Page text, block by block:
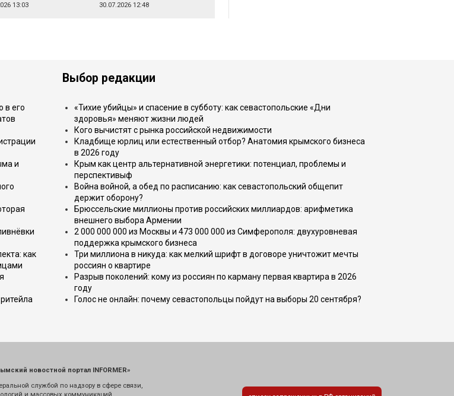
13:03 30.07.2026 12:48
в его
и
как
Выбор редакции
«Тихие убийцы» и спасение в субботу: как севастопольские «Дни
здоровья» меняют жизни людей
Кого вычистят с рынка российской недвижимости
Кладбище юрлиц или естественный отбор? Анатомия крымского бизнеса
в 2026 году
Крым как центр альтернативной энергетики: потенциал, проблемы и
перспективыф
Война войной, а обед по расписанию: как севастопольский общепит
держит оборону?
Брюссельские миллионы против российских миллиардов: арифметика
внешнего выбора Армении
2 000 000 000 из Москвы и 473 000 000 из Симферополя: двухуровневая
поддержка крымского бизнеса
Три миллиона в никуда: как мелкий шрифт в договоре уничтожит мечты
россиян о квартире
Разрыв поколений: кому из россиян по карману первая квартира в 2026
году
Голос не онлайн: почему севастопольцы пойдут на выборы 20 сентября?
новостной портал INFORMER»
службой по надзору в сфере связи,